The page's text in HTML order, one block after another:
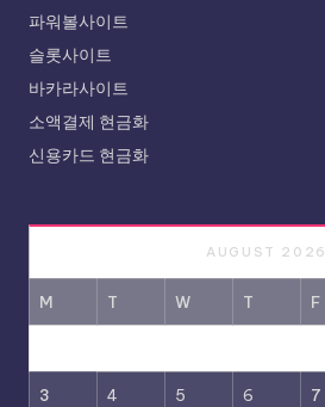
파워볼사이트
슬롯사이트
바카라사이트
소액결제 현금화
신용카드 현금화
AUGUST 2026
M T W T F
3 4 5 6 7